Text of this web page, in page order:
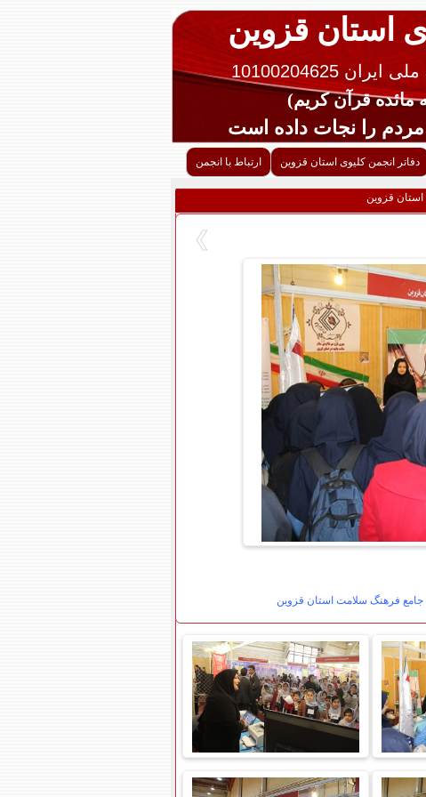
استان قزوین
10100204625
را نجات داده است
دفاتر انجمن کلیوی استان قزوین ارتباط با انجمن
استان قزوین
جامع فرهنگ سلامت استان قزوین